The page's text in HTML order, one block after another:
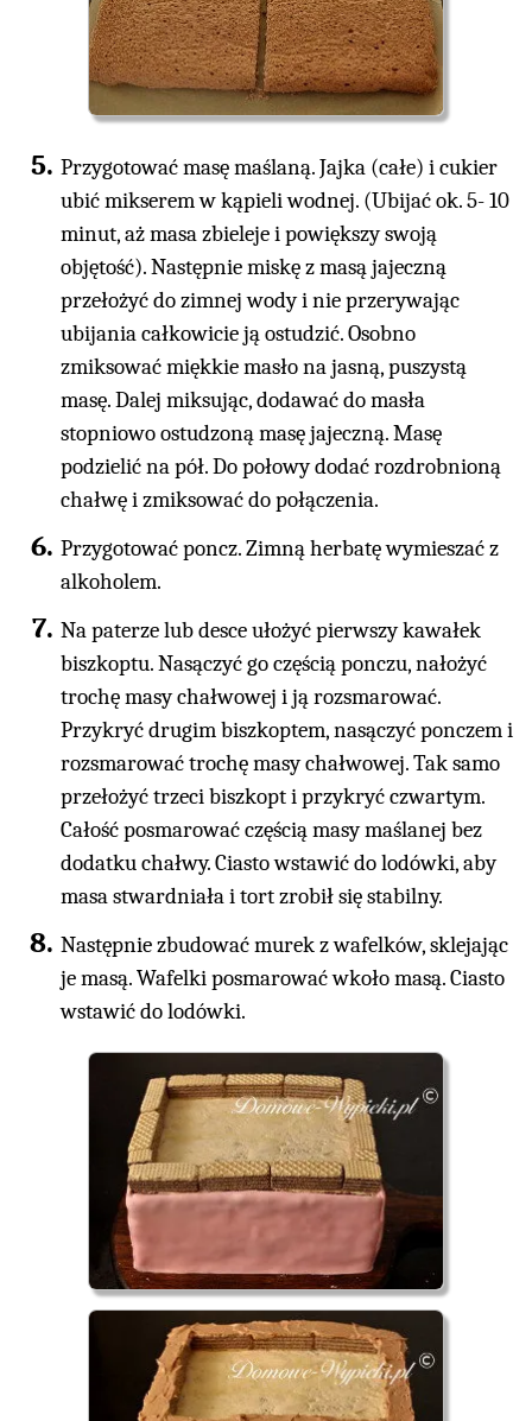
Przygotować masę maślaną. Jajka (całe) i cukier
ubić mikserem w kąpieli wodnej. (Ubijać ok. 5- 10
minut, aż masa zbieleje i powiększy swoją
objętość). Następnie miskę z masą jajeczną
przełożyć do zimnej wody i nie przerywając
ubijania całkowicie ją ostudzić. Osobno
zmiksować miękkie masło na jasną, puszystą
masę. Dalej miksując, dodawać do masła
stopniowo ostudzoną masę jajeczną. Masę
podzielić na pół. Do połowy dodać rozdrobnioną
chałwę i zmiksować do połączenia.
Przygotować poncz. Zimną herbatę wymieszać z
alkoholem.
Na paterze lub desce ułożyć pierwszy kawałek
biszkoptu. Nasączyć go częścią ponczu, nałożyć
trochę masy chałwowej i ją rozsmarować.
Przykryć drugim biszkoptem, nasączyć ponczem i
rozsmarować trochę masy chałwowej. Tak samo
przełożyć trzeci biszkopt i przykryć czwartym.
Całość posmarować częścią masy maślanej bez
dodatku chałwy. Ciasto wstawić do lodówki, aby
masa stwardniała i tort zrobił się stabilny.
Następnie zbudować murek z wafelków, sklejając
je masą. Wafelki posmarować wkoło masą. Ciasto
wstawić do lodówki.